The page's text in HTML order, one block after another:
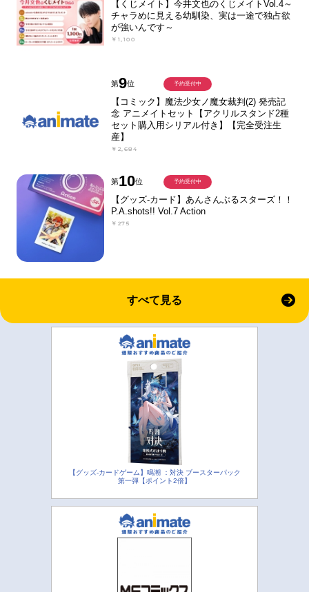
【くじメイト】今井文也のくじメイトVol.4～
チャラめに見える幼馴染、実は一途で独占欲
が強いんです～
￥1,100
第9位
【コミック】魔法少女ノ魔女裁判(2) 発売記
念 アニメイトセット【アクリルスタンド2種
セット購入用シリアル付き】【完全受注生
産】
￥2,684
予約受付中
第10位
【グッズ-カード】あんさんぶるスターズ！！
P.A.shots!! Vol.7 Action
￥275
予約受付中
すべて見る
【グッズ-カードゲーム】鳴潮 ：対決 ブースターパック
第一弾【ポイント2倍】